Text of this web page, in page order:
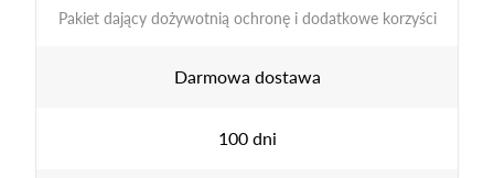
Pakiet dający dożywotnią ochronę i dodatkowe korzyści
Darmowa dostawa
100 dni